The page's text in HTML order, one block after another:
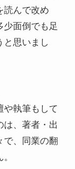
読んで改め
少面倒でも足
と思いまし
や執筆もして
は、著者・出
で、同業の翻